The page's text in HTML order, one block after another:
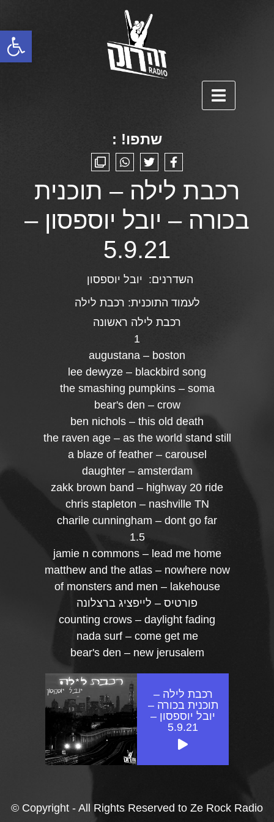
פתח סרגל נגישות
שתפו! :
רכבת לילה – תוכנית
בכורה – יובל יוספסון –
5.9.21
השדרנים: יובל יוספסון
לעמוד התוכנית: רכבת לילה
רכבת לילה ראשונה
1
augustana – boston
lee dewyze – blackbird song
the smashing pumpkins – soma
bear's den – crow
ben nichols – this old death
the raven age – as the world stand still
a blaze of feather – carousel
daughter – amsterdam
zakk brown band – highway 20 ride
chris stapleton – nashville TN
charile cunningham – dont go far
1.5
jamie n commons – lead me home
matthew and the atlas – nowhere now
of monsters and men – lakehouse
פורטיס – לייפציג ברצלונה
counting crows – daylight fading
nada surf – come get me
bear's den – new jerusalem
רכבת לילה –
תוכנית בכורה –
יובל יוספסון –
5.9.21
© Copyright - All Rights Reserved to Ze Rock Radio